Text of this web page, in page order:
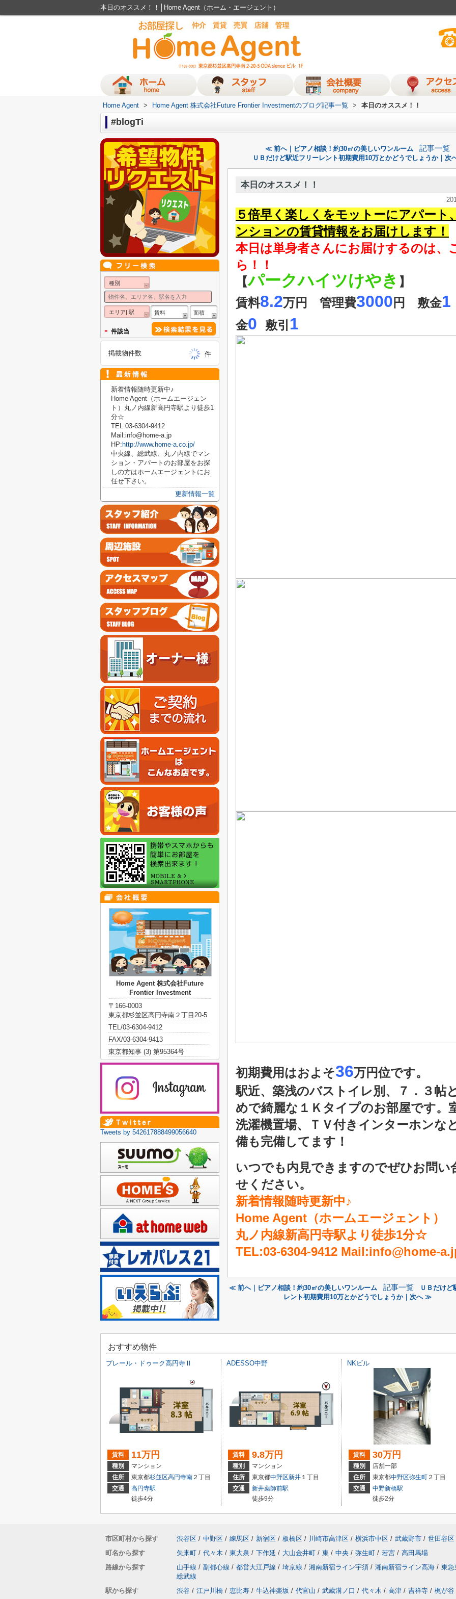
本日のオススメ！！│Home Agent（ホーム・エージェント）
Home Agent > Home Agent 株式会社Future Frontier Investmentのブログ記事一覧 > 本日のオススメ！！
#blogTi
≪ 前へ｜ピアノ相談！約30㎡の美しいワンルーム 記事一覧
ＵＢだけど駅近フリーレント初期費用10万とかどうでしょうか｜次
本日のオススメ！！
５倍早く楽しくをモットーにアパート
ンションの賃貸情報をお届けします！
本日は単身者さんにお届けするのは、
ら！！
【パークハイツけやき 】
賃料8.2万円 管理費3000 円 敷金1
金0 敷引 1
初期費用はおよそ36万円位です。
駅近、築浅のバストイレ別、７．３帖
めで綺麗な１Ｋタイプのお部屋です。
洗濯機置場、ＴＶ付きインターホンな
備も完備してます！
いつでも内見できますのでぜひお問い
せください。
新着情報随時更新中♪
Home Agent（ホームエージェント）
丸ノ内線新高円寺駅より徒歩1分☆
TEL:03-6304-9412 Mail:info@home-
≪ 前へ｜ピアノ相談！約30㎡の美しいワンルーム 記事一覧
ＵＢだけど
レント初期費用10万とかどうでしょうか｜次へ ≫
種別
エリア| 駅 賃料 面積
- 件該当
掲載物件数 件
新着情報随時更新中♪
Home Agent （ホームエージェン
ト）丸ノ内線新高円寺駅より徒歩1
分☆
TEL:03-6304-9412
Mail:info@home-a.jp
HP: http://www.home-a.co.jp/
中央線、総武線、丸ノ内線でマン
ション・アパートのお部屋をお探
しの方はホームエージェントにお
任せ下さい。
更新情報一覧
Home Agent 株式会社Future
Frontier Investment
〒166-0003
東京都杉並区高円寺南２丁目20-5
TEL/03-6304-9412
FAX/03-6304-9413
東京都知事 (3) 第95364号
Tweets by 542617888499056640
おすすめ物件
プレール・ドゥーク高円寺Ⅱ
賃料 11万円
種別
マンション
住所
東京都杉並区高円寺南 ２丁目
交通
高円寺駅
徒歩4分
ADESSO中野
賃料 9.8万円
種別
マンション
住所
東京都中野区新井 １丁目
交通
新井薬師前駅
徒歩9分
NKビル
賃料 30万円
種別
店舗一部
住所
東京都中野区弥生町 ２丁目
交通
中野新橋駅
徒歩2分
市区町村から探す 渋谷区 / 中野区 / 練馬区 / 新宿区 / 板橋区 / 川崎市高津区 / 横浜市中区 / 武蔵野市 / 世田谷区
町名から探す
矢来町 / 代々木 / 東大泉 / 下作延 / 大山金井町 / 東 / 中央 / 弥生町 / 若宮 / 高田馬場
路線から探す
山手線 / 副都心線 / 都営大江戸線 / 埼京線 / 湘南新宿ライン宇須 / 湘南新宿ライン高海 / 東急
総武線
駅から探す
渋谷 / 江戸川橋 / 恵比寿 / 牛込神楽坂 / 代官山 / 武蔵溝ノ口 / 代々木 / 高津 / 吉祥寺 / 梶が谷